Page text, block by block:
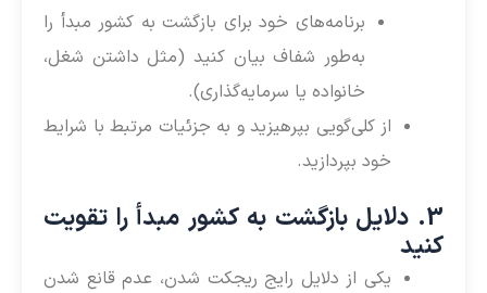
برنامه‌های خود برای بازگشت به کشور مبدأ را
به‌طور شفاف بیان کنید (مثل داشتن شغل،
خانواده یا سرمایه‌گذاری).
از کلی‌گویی بپرهیزید و به جزئیات مرتبط با شرایط
خود بپردازید.
3. دلایل بازگشت به کشور مبدأ را تقویت
کنید
یکی از دلایل رایج ریجکت شدن، عدم قانع شدن